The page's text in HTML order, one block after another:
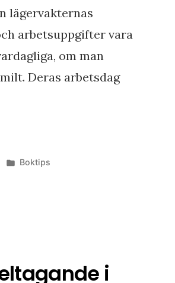
lägervakternas
arbetsuppgifter vara
om man
Deras arbetsdag
Publicerat
Boktips
i